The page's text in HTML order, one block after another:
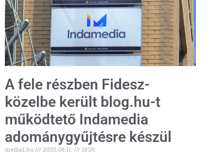
A fele részben Fidesz-
közelbe került blog.hu-t
működtető Indamedia
adománygyűjtésre készül
media1.hu 2020.08.11. 18:26